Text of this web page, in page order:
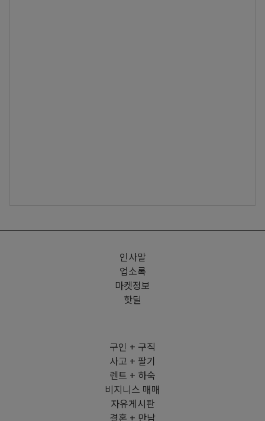
인사말
업소록
마켓정보
핫딜
구인 + 구직
사고 + 팔기
렌트 + 하숙
비지니스 매매
자유게시판
결혼 + 만남